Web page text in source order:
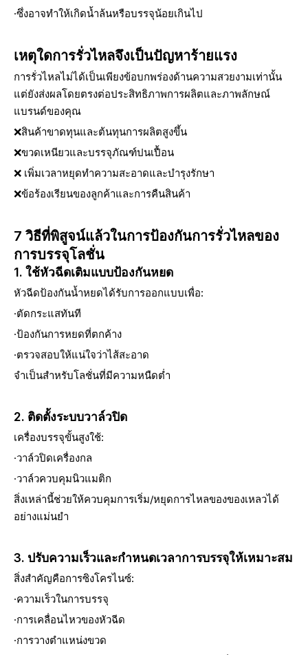
·ซึ่งอาจทำให้เกิดน้ำล้นหรือบรรจุน้อยเกินไป
เหตุใดการรั่วไหลจึงเป็นปัญหาร้ายแรง
การรั่วไหลไม่ได้เป็นเพียงข้อบกพร่องด้านความสวยงามเท่านั้น
แต่ยังส่งผลโดยตรงต่อประสิทธิภาพการผลิตและภาพลักษณ์
แบรนด์ของคุณ
❌สินค้าขาดทุนและต้นทุนการผลิตสูงขึ้น
❌ขวดเหนียวและบรรจุภัณฑ์ปนเปื้อน
❌ เพิ่มเวลาหยุดทำความสะอาดและบำรุงรักษา
❌ข้อร้องเรียนของลูกค้าและการคืนสินค้า
7 วิธีที่พิสูจน์แล้วในการป้องกันการรั่วไหลของ
การบรรจุโลชั่น
1. ใช้หัวฉีดเติมแบบป้องกันหยด
หัวฉีดป้องกันน้ำหยดได้รับการออกแบบเพื่อ:
·ตัดกระแสทันที
·ป้องกันการหยดที่ตกค้าง
·ตรวจสอบให้แน่ใจว่าไส้สะอาด
จำเป็นสำหรับโลชั่นที่มีความหนืดต่ำ
2. ติดตั้งระบบวาล์วปิด
เครื่องบรรจุขั้นสูงใช้:
·วาล์วปิดเครื่องกล
·วาล์วควบคุมนิวแมติก
สิ่งเหล่านี้ช่วยให้ควบคุมการเริ่ม/หยุดการไหลของของเหลวได้
อย่างแม่นยำ
3. ปรับความเร็วและกำหนดเวลาการบรรจุให้เหมาะสม
สิ่งสำคัญคือการซิงโครไนซ์:
·ความเร็วในการบรรจุ
·การเคลื่อนไหวของหัวฉีด
·การวางตำแหน่งขวด